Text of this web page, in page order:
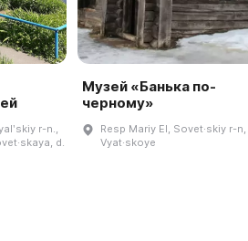
r-n.,
d.
Музей «Банька по-
черному»
Resp Mariy El, Sovet·skiy r-
Vyat·skoye